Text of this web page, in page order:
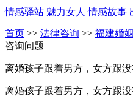
情感驿站 魅力女人 情感故事
首页 >> 法律咨询 >> 福建婚
咨询问题
离婚孩子跟着男方，女方跟
离婚孩子跟着男方，女方跟